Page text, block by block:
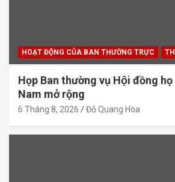
HOẠT ĐỘNG CỦA BAN THƯỜNG TRỰC
Họp Ban thường vụ Hội đồng
Nam mở rộng
6 Tháng 8, 2026 Đỗ Quang Hòa